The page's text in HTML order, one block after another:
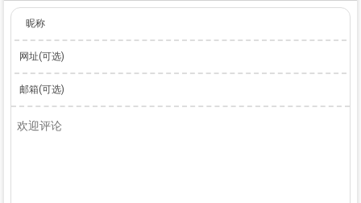
昵称
网址(可选)
邮箱(可选)